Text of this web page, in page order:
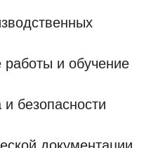
и обучение
и безопасности